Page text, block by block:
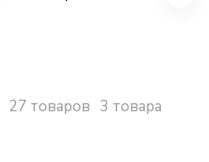
27 товаров 3 товара